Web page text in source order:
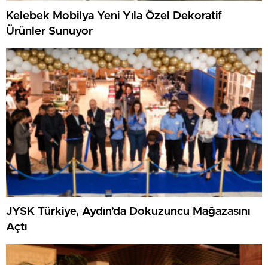
Kelebek Mobilya Yeni Yıla Özel Dekoratif
Ürünler Sunuyor
JYSK Türkiye, Aydın’da Dokuzuncu Mağazasını
Açtı